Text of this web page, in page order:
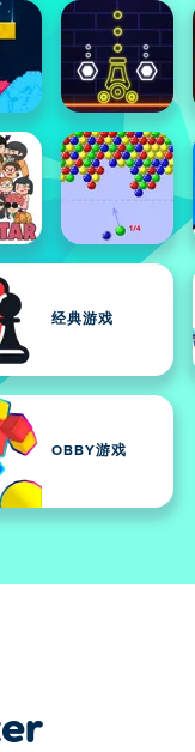
经典游戏
OBBY游戏